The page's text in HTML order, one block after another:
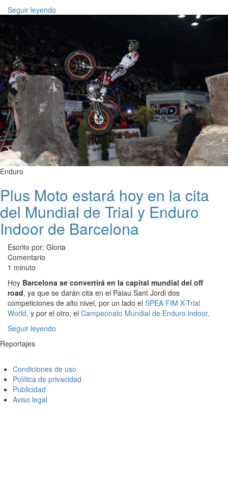
Seguir leyendo
Enduro
Plus Moto estará hoy en la cita
del Mundial de Trial y Enduro
Indoor de Barcelona
Escrito por: Gloria
Comentario
1 minuto
Hoy Barcelona se convertirá en la capital mundial del off
road, ya que se darán cita en el Palau Sant Jordi dos
competiciones de alto nivel, por un lado el SPEA FIM X-Trial
World, y por el otro, el Campeonato Mundial de Enduro indoor.
Seguir leyendo
Reportajes
Condiciones de uso
Política de privacidad
Publicidad
Aviso legal